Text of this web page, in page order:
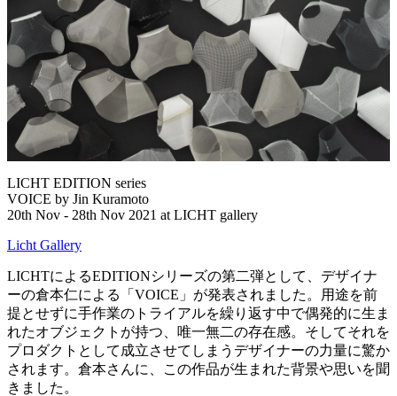
LICHT EDITION series
VOICE by Jin Kuramoto
20th Nov - 28th Nov 2021 at LICHT gallery
Licht Gallery
LICHTによるEDITIONシリーズの第二弾として、デザイナ
ーの倉本仁による「VOICE」が発表されました。用途を前
提とせずに手作業のトライアルを繰り返す中で偶発的に生ま
れたオブジェクトが持つ、唯一無二の存在感。そしてそれを
プロダクトとして成立させてしまうデザイナーの力量に驚か
されます。倉本さんに、この作品が生まれた背景や思いを聞
きました。